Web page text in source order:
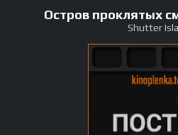
Остров проклятых
Shutter